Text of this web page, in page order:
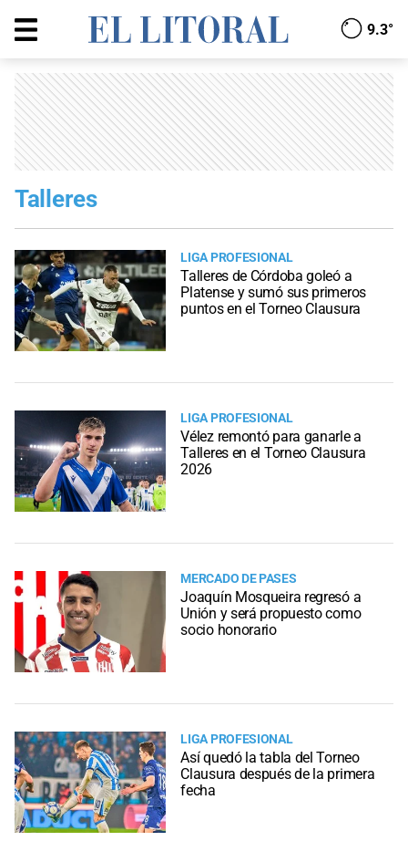
9.3°
Talleres
LIGA PROFESIONAL
Talleres de Córdoba goleó a
Platense y sumó sus primeros
puntos en el Torneo Clausura
LIGA PROFESIONAL
Vélez remontó para ganarle a
Talleres en el Torneo Clausura
2026
MERCADO DE PASES
Joaquín Mosqueira regresó a
Unión y será propuesto como
socio honorario
LIGA PROFESIONAL
Así quedó la tabla del Torneo
Clausura después de la primera
fecha